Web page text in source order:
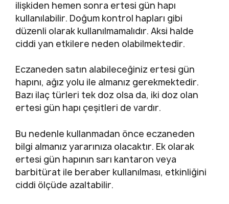
ilişkiden hemen sonra ertesi gün hapı
kullanılabilir. Doğum kontrol hapları gibi
düzenli olarak kullanılmamalıdır. Aksi halde
ciddi yan etkilere neden olabilmektedir.
Eczaneden satın alabileceğiniz ertesi gün
hapını, ağız yolu ile almanız gerekmektedir.
Bazı ilaç türleri tek doz olsa da, iki doz olan
ertesi gün hapı çeşitleri de vardır.
Bu nedenle kullanmadan önce eczaneden
bilgi almanız yararınıza olacaktır. Ek olarak
ertesi gün hapının sarı kantaron veya
barbitürat ile beraber kullanılması, etkinliğini
ciddi ölçüde azaltabilir.